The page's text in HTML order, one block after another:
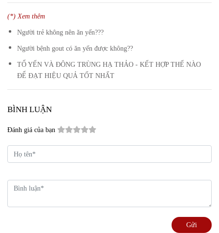
(*) Xem thêm
Người trẻ không nên ăn yến???
Người bệnh gout có ăn yến được không??
TỔ YẾN VÀ ĐÔNG TRÙNG HẠ THẢO - KẾT HỢP THẾ NÀO
ĐỂ ĐẠT HIỆU QUẢ TỐT NHẤT
BÌNH LUẬN
Đánh giá của bạn
Gửi